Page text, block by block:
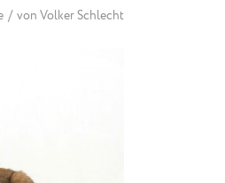
/ von Volker Schlecht